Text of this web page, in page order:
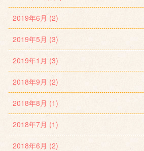
2019年6月 (2)
2019年5月 (3)
2019年1月 (3)
2018年9月 (2)
2018年8月 (1)
2018年7月 (1)
2018年6月 (2)